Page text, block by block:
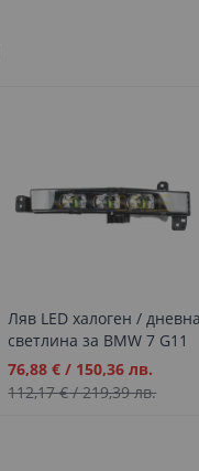
Ляв LED халоген / дневна
светлина за BMW 7 G11
G12 (15-19)
Промо
цена
76,88 € / 150,36 лв.
112,17 €/219,39 лв.